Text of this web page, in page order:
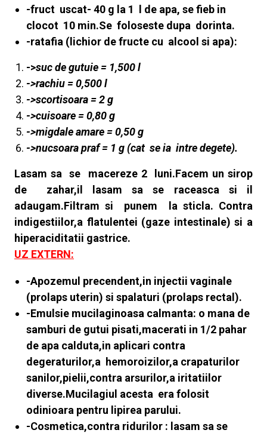
-fruct uscat- 40 g la 1 l de apa, se fieb in
clocot 10 min.Se foloseste dupa dorinta.
-ratafia (lichior de fructe cu alcool si apa):
->suc de gutuie = 1,500 l
->rachiu = 0,500 l
->scortisoara = 2 g
->cuisoare = 0,80 g
->migdale amare = 0,50 g
->nucsoara praf = 1 g (cat se ia intre degete).
Lasam sa se macereze 2 luni.Facem un sirop
de zahar,il lasam sa se raceasca si il
adaugam.Filtram si punem la sticla. Contra
indigestiilor,a flatulentei (gaze intestinale) si a
hiperaciditatii gastrice.
UZ EXTERN:
-Apozemul precendent,in injectii vaginale
(prolaps uterin) si spalaturi (prolaps rectal).
-Emulsie mucilaginoasa calmanta: o mana de
samburi de gutui pisati,macerati in 1/2 pahar
de apa calduta,in aplicari contra
degeraturilor,a hemoroizilor,a crapaturilor
sanilor,pielii,contra arsurilor,a iritatiilor
diverse.Mucilagiul acesta era folosit
odinioara pentru lipirea parului.
-Cosmetica,contra ridurilor : lasam sa se